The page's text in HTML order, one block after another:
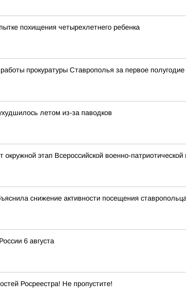
похищения четырехлетнего ребенка
прокуратуры Ставрополья за первое полугодие
летом из-за паводков
этап Всероссийской военно-
снижение активности посещения
6 августа
Росреестра! Не пропустите!